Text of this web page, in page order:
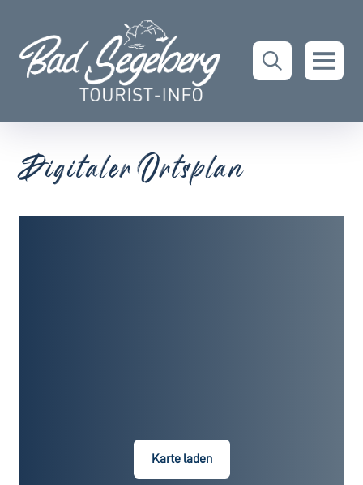
Digitaler Ortsplan
Karte laden